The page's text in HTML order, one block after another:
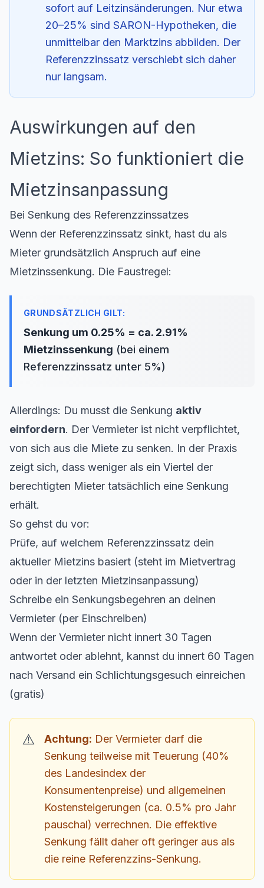
sofort auf Leitzinsänderungen. Nur etwa
20–25% sind SARON-Hypotheken, die
unmittelbar den Marktzins abbilden. Der
Referenzzinssatz verschiebt sich daher
nur langsam.
Auswirkungen auf den
Mietzins: So funktioniert die
Mietzinsanpassung
Bei Senkung des Referenzzinssatzes
Wenn der Referenzzinssatz sinkt, hast du als
Mieter grundsätzlich Anspruch auf eine
Mietzinssenkung. Die Faustregel:
Senkung um 0.25% = ca. 2.91%
Mietzinssenkung (bei einem
Referenzzinssatz unter 5%)
Allerdings: Du musst die Senkung aktiv
einfordern. Der Vermieter ist nicht verpflichtet,
von sich aus die Miete zu senken. In der Praxis
zeigt sich, dass weniger als ein Viertel der
berechtigten Mieter tatsächlich eine Senkung
erhält.
So gehst du vor:
Prüfe, auf welchem Referenzzinssatz dein
aktueller Mietzins basiert (steht im Mietvertrag
oder in der letzten Mietzinsanpassung)
Schreibe ein Senkungsbegehren an deinen
Vermieter (per Einschreiben)
Wenn der Vermieter nicht innert 30 Tagen
antwortet oder ablehnt, kannst du innert 60 Tagen
nach Versand ein Schlichtungsgesuch einreichen
(gratis)
Achtung: Der Vermieter darf die
Senkung teilweise mit Teuerung (40%
des Landesindex der
Konsumentenpreise) und allgemeinen
Kostensteigerungen (ca. 0.5% pro Jahr
pauschal) verrechnen. Die effektive
Senkung fällt daher oft geringer aus als
die reine Referenzzins-Senkung.